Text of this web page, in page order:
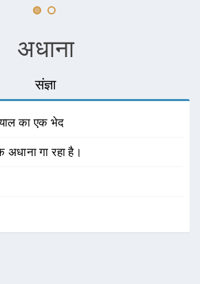
अधाना
संज्ञा
का एक भेद
अधाना गा रहा है।